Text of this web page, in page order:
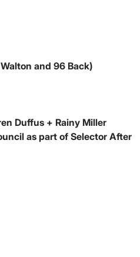
and 96 Back)
Duffus + Rainy Miller
as part of Selector After